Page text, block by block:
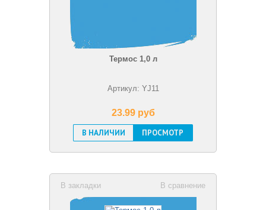
Термос 1,0 л
Артикул: YJ11
23.99 pуб
В НАЛИЧИИ
ПРОСМОТР
В сравнение
В закладки